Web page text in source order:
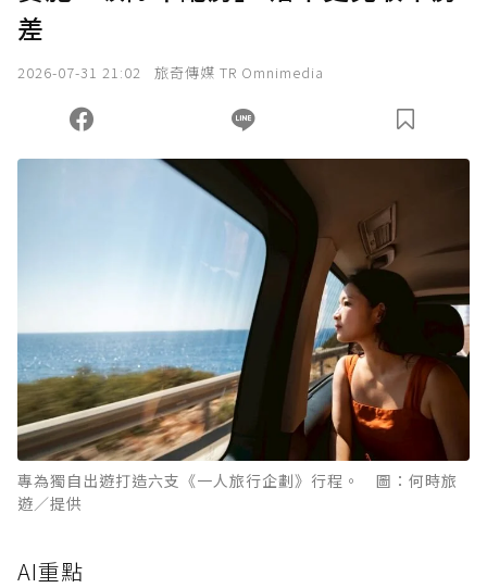
差
2026-07-31 21:02 旅奇傳媒 TR Omnimedia
專為獨自出遊打造六支《一人旅行企劃》行程。 圖：何時旅
遊／提供
AI重點